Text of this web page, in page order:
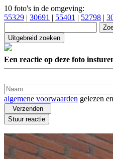
10 foto's in de omgeving:
55329
30691 55401 52798
Een reactie op deze foto
algemene voorwaarden gelezen